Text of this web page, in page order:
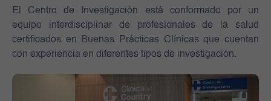
El Centro de Investigación está conformado por un
equipo interdisciplinar de profesionales de la salud
certificados en Buenas Prácticas Clínicas que cuentan
con experiencia en diferentes tipos de investigación.